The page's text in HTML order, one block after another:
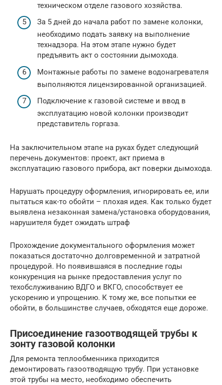
техническом отделе газового хозяйства.
За 5 дней до начала работ по замене колонки,
необходимо подать заявку на выполнение
технадзора. На этом этапе нужно будет
предъявить акт о состоянии дымохода.
Монтажные работы по замене водонагревателя
выполняются лицензированной организацией.
Подключение к газовой системе и ввод в
эксплуатацию новой колонки производит
представитель горгаза.
На заключительном этапе на руках будет следующий
перечень документов: проект, акт приема в
эксплуатацию газового прибора, акт поверки дымохода.
Нарушать процедуру оформления, игнорировать ее, или
пытаться как-то обойти – плохая идея. Как только будет
выявлена незаконная замена/установка оборудования,
нарушителя будет ожидать штраф
Прохождение документального оформления может
показаться достаточно долговременной и затратной
процедурой. Но появившаяся в последние годы
конкуренция на рынке предоставления услуг по
техобслуживанию ВДГО и ВКГО, способствует ее
ускорению и упрощению. К тому же, все попытки ее
обойти, в большинстве случаев, обходятся еще дороже.
Присоединение газоотводящей трубы к
зонту газовой колонки
Для ремонта теплообменника приходится
демонтировать газоотводящую трубу. При установке
этой трубы на место, необходимо обеспечить